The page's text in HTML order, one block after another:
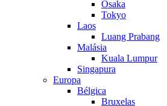
Osaka
Tokyo
Laos
Luang Prabang
Malásia
Kuala Lumpur
Singapura
Europa
Bélgica
Bruxelas